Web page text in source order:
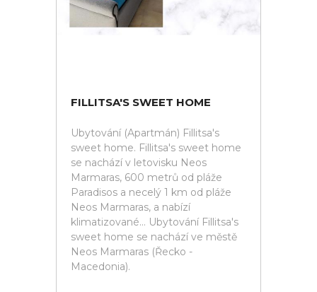
FILLITSA'S SWEET HOME
Ubytování (Apartmán) Fillitsa's
sweet home. Fillitsa's sweet home
se nachází v letovisku Neos
Marmaras, 600 metrů od pláže
Paradisos a necelý 1 km od pláže
Neos Marmaras, a nabízí
klimatizované... Ubytování Fillitsa's
sweet home se nachází ve městě
Neos Marmaras (Řecko -
Macedonia).